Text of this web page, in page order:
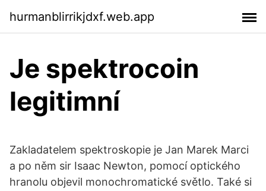
hurmanblirrikjdxf.web.app
Je spektrocoin
legitimní
Zakladatelem spektroskopie je Jan Marek Marci
a po něm sir Isaac Newton, pomocí optického
hranolu objevil monochromatické světlo. Také si